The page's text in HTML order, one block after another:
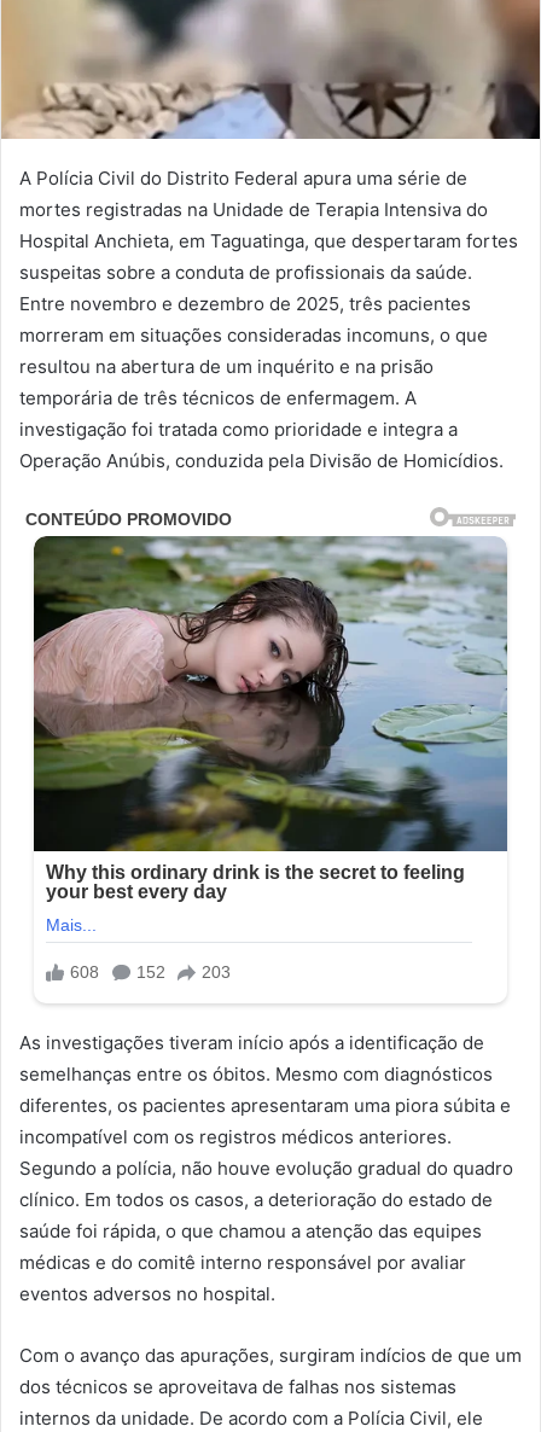
A Polícia Civil do Distrito Federal apura uma série de
mortes registradas na Unidade de Terapia Intensiva do
Hospital Anchieta, em Taguatinga, que despertaram fortes
suspeitas sobre a conduta de profissionais da saúde.
Entre novembro e dezembro de 2025, três pacientes
morreram em situações consideradas incomuns, o que
resultou na abertura de um inquérito e na prisão
temporária de três técnicos de enfermagem. A
investigação foi tratada como prioridade e integra a
Operação Anúbis, conduzida pela Divisão de Homicídios.
As investigações tiveram início após a identificação de
semelhanças entre os óbitos. Mesmo com diagnósticos
diferentes, os pacientes apresentaram uma piora súbita e
incompatível com os registros médicos anteriores.
Segundo a polícia, não houve evolução gradual do quadro
clínico. Em todos os casos, a deterioração do estado de
saúde foi rápida, o que chamou a atenção das equipes
médicas e do comitê interno responsável por avaliar
eventos adversos no hospital.
Com o avanço das apurações, surgiram indícios de que um
dos técnicos se aproveitava de falhas nos sistemas
internos da unidade. De acordo com a Polícia Civil, ele